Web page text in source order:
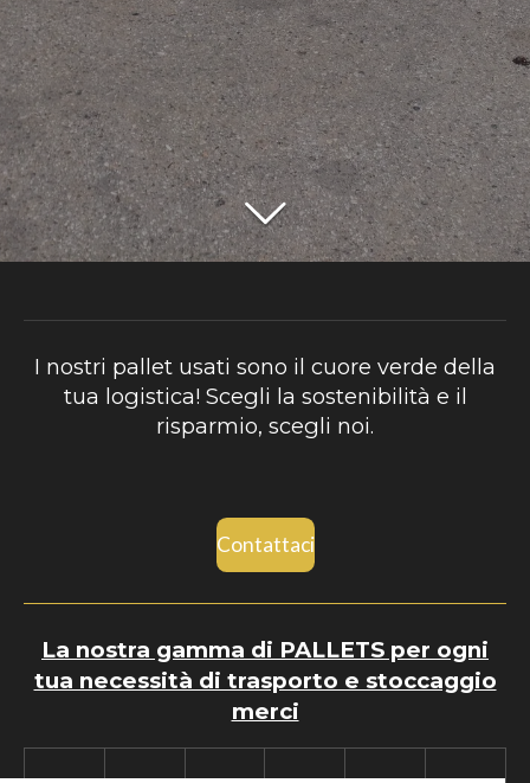
I nostri pallet usati sono il cuore verde della
tua logistica! Scegli la sostenibilità e il
risparmio, scegli noi.
Contattaci
La nostra gamma di PALLETS per ogni
tua necessità di trasporto e stoccaggio
merci